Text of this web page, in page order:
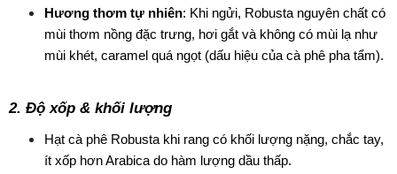
Hương thơm tự nhiên: Khi ngửi, Robusta nguyên chất có
mùi thơm nồng đặc trưng, hơi gắt và không có mùi lạ như
mùi khét, caramel quá ngọt (dấu hiệu của cà phê pha tẩm).
2. Độ xốp & khối lượng
Hạt cà phê Robusta khi rang có khối lượng nặng, chắc tay,
ít xốp hơn Arabica do hàm lượng dầu thấp.